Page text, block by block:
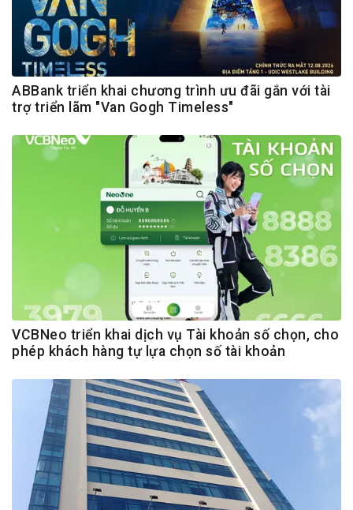
ABBank triển khai chương trình ưu đãi gắn với tài
trợ triển lãm "Van Gogh Timeless"
VCBNeo triển khai dịch vụ Tài khoản số chọn, cho
phép khách hàng tự lựa chọn số tài khoản